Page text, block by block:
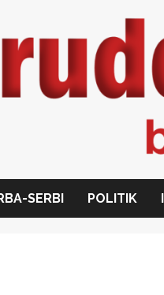
SERBI POLITIK